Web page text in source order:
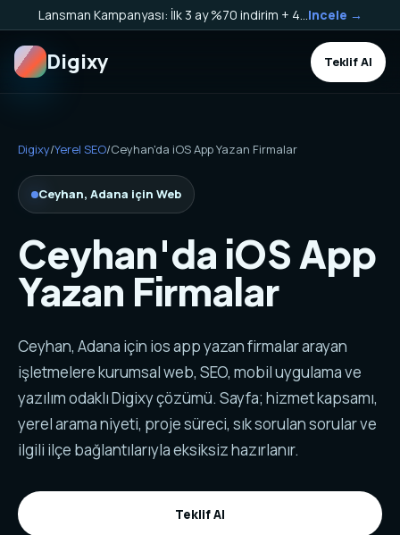
Incele →
Digixy Teklif Al
Digixy/Yerel SEO/Ceyhan'da iOS App Yazan Firmalar
Ceyhan, Adana için Web
Ceyhan'da iOS App
Yazan Firmalar
Ceyhan, Adana için ios app yazan firmalar arayan
işletmelere kurumsal web, SEO, mobil uygulama ve
yazılım odaklı Digixy çözümü. Sayfa; hizmet kapsamı,
yerel arama niyeti, proje süreci, sık sorulan sorular ve
ilgili ilçe bağlantılarıyla eksiksiz hazırlanır.
Teklif Al